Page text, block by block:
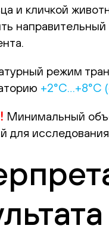
и кличкой
направительный
режим
+2°С…+8°С
Минимальный
для